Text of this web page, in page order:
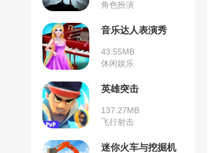
角色扮演
音乐达人表演秀
43.55MB
休闲娱乐
英雄突击
137.27MB
飞行射击
迷你火车与挖掘机